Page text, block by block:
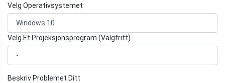
Velg Operativsystemet
Velg Et Projeksjonsprogram (Valgfritt)
Beskriv Problemet Ditt